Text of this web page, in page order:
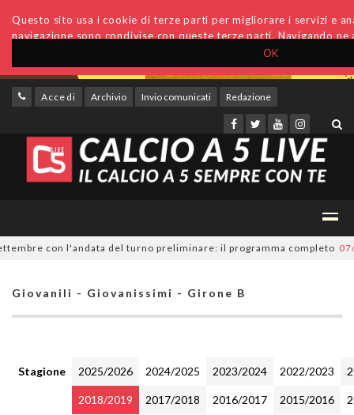
OK
Questo sito usa i cookie di terze parti per migliorare i servizi e
navigazione sono condivise con queste terze parti. Navigando
Accedi Archivio Invio comunicati Redazione
con l'andata del turno preliminare: il programma completo 07/08/
Giovanili - Giovanissimi - Girone B
Stagione 2025/2026 2024/2025 2023/2024 2022/2023
2018/2019 2017/2018 2016/2017 2015/2016